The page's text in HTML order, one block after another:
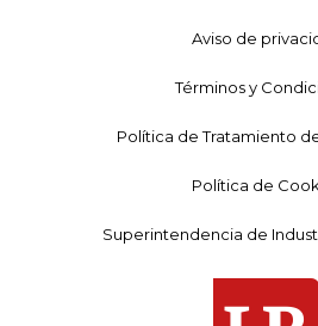
Aviso de
Términos y
Política de Tratamiento
Política de
Superintendencia de